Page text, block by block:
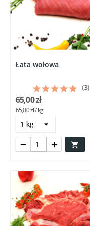
Łata wołowa
(3)

65,00 zł
65,00 zł / kg